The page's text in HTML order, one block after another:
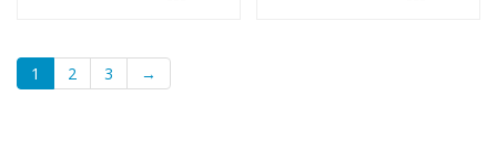
1 2 3 →